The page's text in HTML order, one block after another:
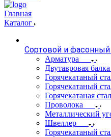
Главная
Каталог
Сортовой и фасонный
Арматура
Двутавровая балка
Горячекатаный
Горячекатаный
Горячекатаная
Проволока
Металлический
Швеллер
Горячекатаный